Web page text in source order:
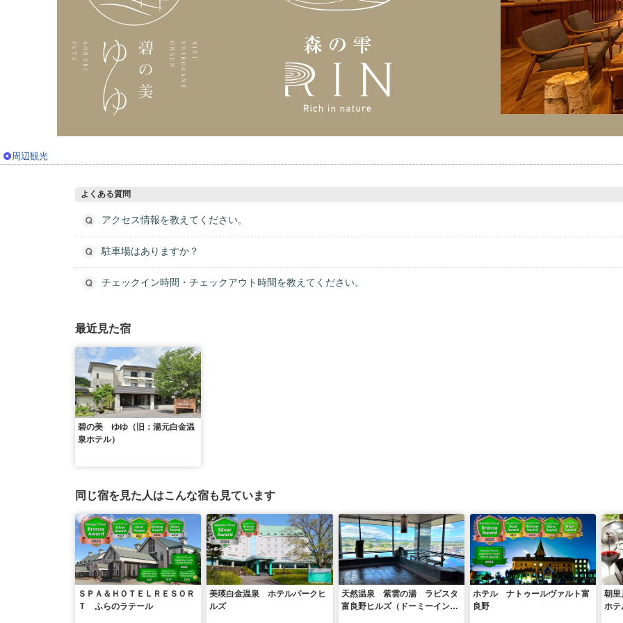
周辺観光
よくある質問
アクセス情報を教えてください。
駐車場はありますか？
チェックイン時間・チェックアウト時間を教えてください。
最近見た宿
碧の美 ゆゆ（旧：湯元白金温
泉ホテル）
同じ宿を見た人はこんな宿も見ています
ＳＰＡ＆ＨＯＴＥＬＲＥＳＯＲ
Ｔ ふらのラテール
美瑛白金温泉 ホテルパークヒ
ルズ
天然温泉 紫雲の湯 ラビスタ
富良野ヒルズ（ドーミーイン・
ホテル ナトゥールヴァルト富
良野
朝
ホテ